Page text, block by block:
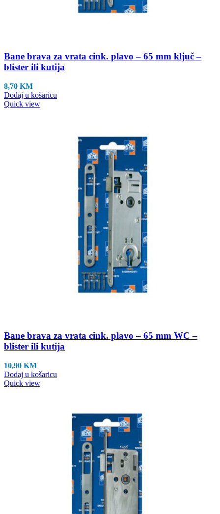
Bane brava za vrata cink. plavo – 65 mm ključ –
blister ili kutija
8,70 KM
Dodaj u košaricu
Quick view
Bane brava za vrata cink. plavo – 65 mm WC –
blister ili kutija
10,90 KM
Dodaj u košaricu
Quick view